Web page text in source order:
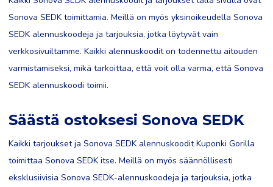
Sonova SEDK toimittamia. Meillä on myös yksinoikeudella Sonova
SEDK alennuskoodeja ja tarjouksia, jotka löytyvät vain
verkkosivuiltamme. Kaikki alennuskoodit on todennettu aitouden
varmistamiseksi, mikä tarkoittaa, että voit olla varma, että Sonova
SEDK alennuskoodi toimii.
Säästä ostoksesi Sonova SEDK
Kaikki tarjoukset ja Sonova SEDK alennuskoodit Kuponki Gorilla
toimittaa Sonova SEDK itse. Meillä on myös säännöllisesti
eksklusiivisia Sonova SEDK-alennuskoodeja ja tarjouksia, jotka